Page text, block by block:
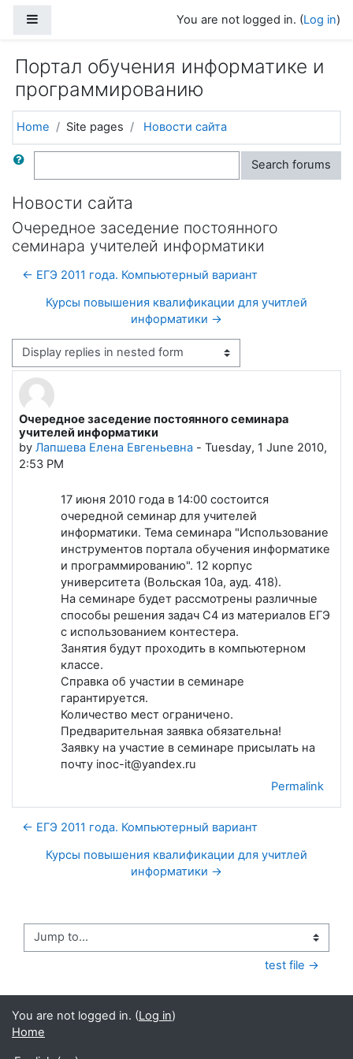
You are not logged in. (Log in)
Портал обучения информатике и
программированию
Home Site pages Новости сайта
Search Search forums
Новости сайта
Очередное заседение постоянного
семинара учителей информатики
← ЕГЭ 2011 года. Компьютерный вариант
Курсы повышения квалификации для учитлей
информатики →
Display mode
Очередное заседение постоянного семинара
учителей информатики
by Лапшева Елена Евгеньевна - Tuesday, 1 June 2010,
2:53 PM
Number of replies: 0
17 июня 2010 года в 14:00 состоится
очередной семинар для учителей
информатики. Тема семинара "Использование
инструментов портала обучения информатике
и программированию". 12 корпус
университета (Вольская 10а, ауд. 418).
На семинаре будет рассмотрены различные
способы решения задач С4 из материалов ЕГЭ
с использованием контестера.
Занятия будут проходить в компьютерном
классе.
Справка об участии в семинаре
гарантируется.
Количество мест ограничено.
Предварительная заявка обязательна!
Заявку на участие в семинаре присылать на
почту inoc-it@yandex.ru
Permalink
← ЕГЭ 2011 года. Компьютерный вариант
Курсы повышения квалификации для учитлей
информатики →
Jump to...
test file →
You are not logged in. (Log in)
Home